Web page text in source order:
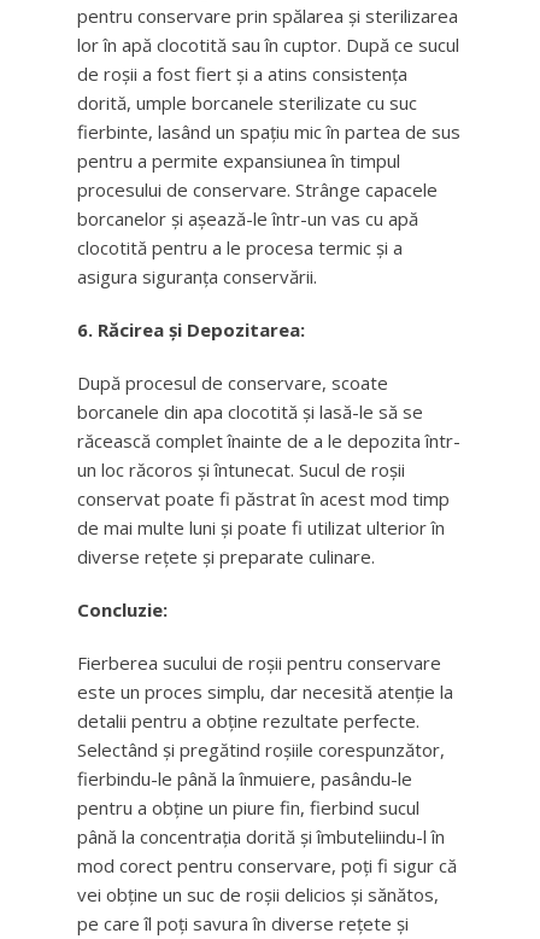
pentru conservare prin spălarea și sterilizarea
lor în apă clocotită sau în cuptor. După ce sucul
de roșii a fost fiert și a atins consistența
dorită, umple borcanele sterilizate cu suc
fierbinte, lasând un spațiu mic în partea de sus
pentru a permite expansiunea în timpul
procesului de conservare. Strânge capacele
borcanelor și așează-le într-un vas cu apă
clocotită pentru a le procesa termic și a
asigura siguranța conservării.
6. Răcirea și Depozitarea:
După procesul de conservare, scoate
borcanele din apa clocotită și lasă-le să se
răcească complet înainte de a le depozita într-
un loc răcoros și întunecat. Sucul de roșii
conservat poate fi păstrat în acest mod timp
de mai multe luni și poate fi utilizat ulterior în
diverse rețete și preparate culinare.
Concluzie:
Fierberea sucului de roșii pentru conservare
este un proces simplu, dar necesită atenție la
detalii pentru a obține rezultate perfecte.
Selectând și pregătind roșiile corespunzător,
fierbindu-le până la înmuiere, pasându-le
pentru a obține un piure fin, fierbind sucul
până la concentrația dorită și îmbuteliindu-l în
mod corect pentru conservare, poți fi sigur că
vei obține un suc de roșii delicios și sănătos,
pe care îl poți savura în diverse rețete și